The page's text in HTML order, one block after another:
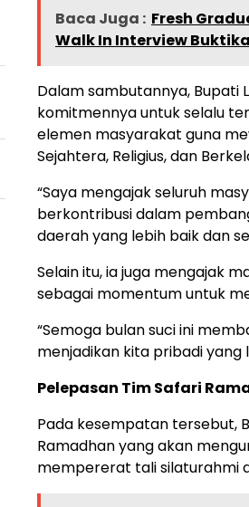
Baca Juga : Fresh
Walk In Interview
Dalam sambutannya, Bupati
komitmennya untuk selalu
elemen masyarakat guna
Sejahtera, Religius, dan
“Saya mengajak seluruh
berkontribusi dalam
daerah yang lebih baik dan
Selain itu, ia juga mengajak
sebagai momentum untuk
“Semoga bulan suci ini
menjadikan kita pribadi yang
Pelepasan Tim Safari
Pada kesempatan tersebut,
Ramadhan yang akan
mempererat tali silaturahmi